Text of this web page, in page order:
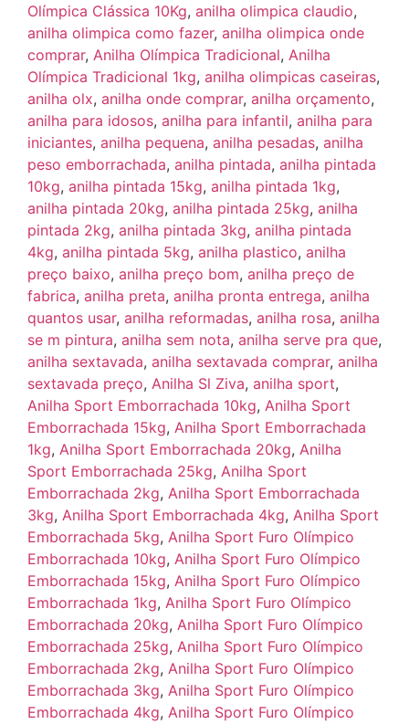
Olímpica Clássica 10Kg, anilha olimpica claudio,
anilha olimpica como fazer, anilha olimpica onde
comprar, Anilha Olímpica Tradicional, Anilha
Olímpica Tradicional 1kg, anilha olimpicas caseiras,
anilha olx, anilha onde comprar, anilha orçamento,
anilha para idosos, anilha para infantil, anilha para
iniciantes, anilha pequena, anilha pesadas, anilha
peso emborrachada, anilha pintada, anilha pintada
10kg, anilha pintada 15kg, anilha pintada 1kg,
anilha pintada 20kg, anilha pintada 25kg, anilha
pintada 2kg, anilha pintada 3kg, anilha pintada
4kg, anilha pintada 5kg, anilha plastico, anilha
preço baixo, anilha preço bom, anilha preço de
fabrica, anilha preta, anilha pronta entrega, anilha
quantos usar, anilha reformadas, anilha rosa, anilha
se m pintura, anilha sem nota, anilha serve pra que,
anilha sextavada, anilha sextavada comprar, anilha
sextavada preço, Anilha Sl Ziva, anilha sport,
Anilha Sport Emborrachada 10kg, Anilha Sport
Emborrachada 15kg, Anilha Sport Emborrachada
1kg, Anilha Sport Emborrachada 20kg, Anilha
Sport Emborrachada 25kg, Anilha Sport
Emborrachada 2kg, Anilha Sport Emborrachada
3kg, Anilha Sport Emborrachada 4kg, Anilha Sport
Emborrachada 5kg, Anilha Sport Furo Olímpico
Emborrachada 10kg, Anilha Sport Furo Olímpico
Emborrachada 15kg, Anilha Sport Furo Olímpico
Emborrachada 1kg, Anilha Sport Furo Olímpico
Emborrachada 20kg, Anilha Sport Furo Olímpico
Emborrachada 25kg, Anilha Sport Furo Olímpico
Emborrachada 2kg, Anilha Sport Furo Olímpico
Emborrachada 3kg, Anilha Sport Furo Olímpico
Emborrachada 4kg, Anilha Sport Furo Olímpico